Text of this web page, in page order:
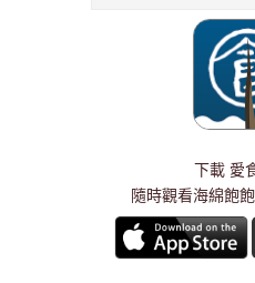
下載 愛
隨時觀看海綿飽